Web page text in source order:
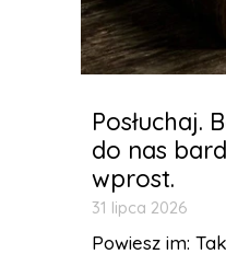
Posłuchaj.
do nas
wprost.
31 lipca 2026
Powiesz im: